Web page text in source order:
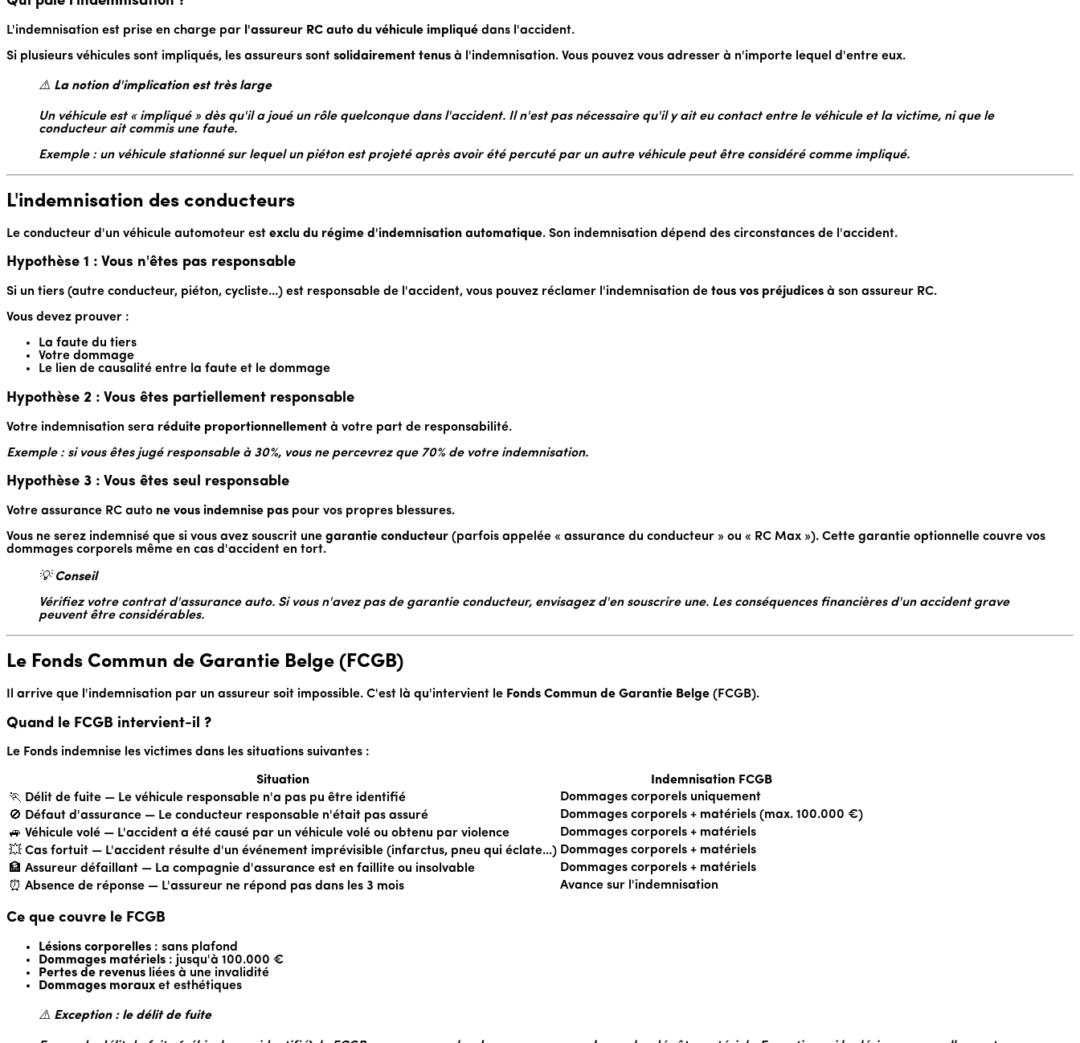
L'indemnisation est prise en charge par l'assureur RC auto du véhicule impliqué dans l'accident.
Si plusieurs véhicules sont impliqués, les assureurs sont solidairement tenus à l'indemnisation. Vous pouvez vous adresser à n'importe lequel d'entre eux.
⚠️ La notion d'implication est très large
Un véhicule est « impliqué » dès qu'il a joué un rôle quelconque dans l'accident. Il n'est pas nécessaire qu'il y ait eu contact entre le véhicule et la victime, ni que le
conducteur ait commis une faute.
Exemple : un véhicule stationné sur lequel un piéton est projeté après avoir été percuté par un autre véhicule peut être considéré comme impliqué.
L'indemnisation des conducteurs
Le conducteur d'un véhicule automoteur est exclu du régime d'indemnisation automatique. Son indemnisation dépend des circonstances de l'accident.
Hypothèse 1 : Vous n'êtes pas responsable
Si un tiers (autre conducteur, piéton, cycliste...) est responsable de l'accident, vous pouvez réclamer l'indemnisation de tous vos préjudices à son assureur RC.
Vous devez prouver :
La faute du tiers
Votre dommage
Le lien de causalité entre la faute et le dommage
Hypothèse 2 : Vous êtes partiellement responsable
Votre indemnisation sera réduite proportionnellement à votre part de responsabilité.
Exemple : si vous êtes jugé responsable à 30%, vous ne percevrez que 70% de votre indemnisation.
Hypothèse 3 : Vous êtes seul responsable
Votre assurance RC auto ne vous indemnise pas pour vos propres blessures.
Vous ne serez indemnisé que si vous avez souscrit une garantie conducteur (parfois appelée « assurance du conducteur » ou « RC Max »). Cette garantie optionnelle couvre vos
dommages corporels même en cas d'accident en tort.
💡Conseil
Vérifiez votre contrat d'assurance auto. Si vous n'avez pas de garantie conducteur, envisagez d'en souscrire une. Les conséquences financières d'un accident grave
peuvent être considérables.
Le Fonds Commun de Garantie Belge (FCGB)
Il arrive que l'indemnisation par un assureur soit impossible. C'est là qu'intervient le Fonds Commun de Garantie Belge (FCGB).
Quand le FCGB intervient-il ?
Le Fonds indemnise les victimes dans les situations suivantes :
Situation
Indemnisation FCGB
🏃 Délit de fuite — Le véhicule responsable n'a pas pu être identifié
Dommages corporels uniquement
🚫 Défaut d'assurance — Le conducteur responsable n'était pas assuré
Dommages corporels + matériels (max. 100.000 €)
🚙 Véhicule volé — L'accident a été causé par un véhicule volé ou obtenu par violence
Dommages corporels + matériels
💥 Cas fortuit — L'accident résulte d'un événement imprévisible (infarctus, pneu qui éclate...) Dommages corporels + matériels
🏦 Assureur défaillant — La compagnie d'assurance est en faillite ou insolvable
Dommages corporels + matériels
⏰ Absence de réponse — L'assureur ne répond pas dans les 3 mois
Avance sur l'indemnisation
Ce que couvre le FCGB
Lésions corporelles : sans plafond
Dommages matériels : jusqu'à 100.000 €
Pertes de revenus liées à une invalidité
Dommages morauxet esthétiques
⚠️ Exception : le délit de fuite